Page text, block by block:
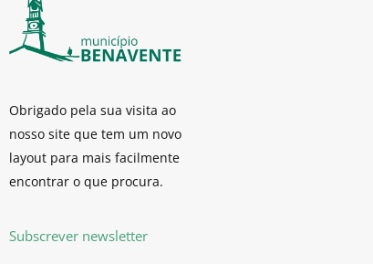
Obrigado pela sua visita ao
nosso site que tem um novo
layout para mais facilmente
encontrar o que procura.
Subscrever newsletter